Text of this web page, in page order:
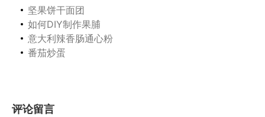
坚果饼干面团
如何DIY制作果脯
意大利辣香肠通心粉
番茄炒蛋
评论留言